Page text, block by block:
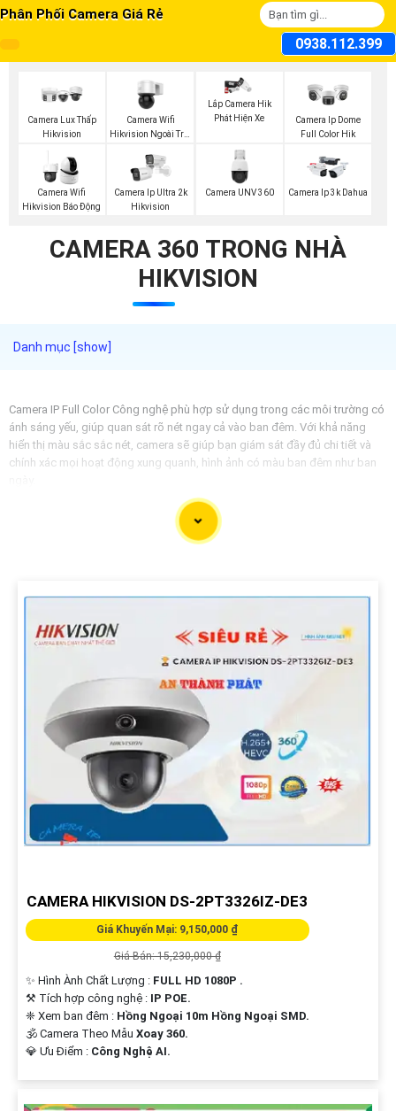
Phân Phối Camera Giá Rẻ
0938.112.399
Camera Lux Thấp
Hikvision
Camera Wifi
Hikvision Ngoài Trời
Lắp Camera Hik
Phát Hiện Xe
Camera Ip Dome
Full Color Hik
Camera Wifi
Hikvision Báo Động
Camera Ip Ultra 2k
Hikvision
Camera UNV 360 Camera Ip 3k Dahua
CAMERA 360 TRONG NHÀ
HIKVISION
Camera IP Full Color Công nghệ phù hợp sử dụng trong các môi trường có
ánh sáng yếu, giúp quan sát rõ nét ngay cả vào ban đêm. Với khả năng
hiển thị màu sắc sắc nét, camera sẽ giúp bạn giám sát đầy đủ chi tiết và
chính xác mọi hoạt động xung quanh, hình ảnh có màu ban đêm như ban
CAMERA HIKVISION DS-2PT3326IZ-DE3
Giá Khuyến Mại: 9,150,000 ₫
Giá Bán: 15,230,000 ₫
✨ Hình Ành Chất Lượng : FULL HD 1080P .
⚒ Tích hợp công nghệ : IP POE.
❈ Xem ban đêm : Hồng Ngoại 10m Hồng Ngoại SMD.
🕉️ Camera Theo Mẫu Xoay 360.
️💎 Ưu Điểm : Công Nghệ AI.